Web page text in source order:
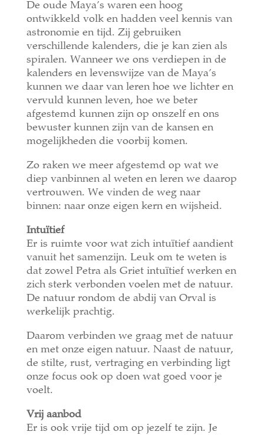
De oude Maya’s waren een hoog
ontwikkeld volk en hadden veel kennis van
astronomie en tijd. Zij gebruiken
verschillende kalenders, die je kan zien als
spiralen. Wanneer we ons verdiepen in de
kalenders en levenswijze van de Maya’s
kunnen we daar van leren hoe we lichter en
vervuld kunnen leven, hoe we beter
afgestemd kunnen zijn op onszelf en ons
bewuster kunnen zijn van de kansen en
mogelijkheden die voorbij komen.
Zo raken we meer afgestemd op wat we
diep vanbinnen al weten en leren we daarop
vertrouwen. We vinden de weg naar
binnen: naar onze eigen kern en wijsheid.
Intuïtief
Er is ruimte voor wat zich intuïtief aandient
vanuit het samenzijn. Leuk om te weten is
dat zowel Petra als Griet intuïtief werken en
zich sterk verbonden voelen met de natuur.
De natuur rondom de abdij van Orval is
werkelijk prachtig.
Daarom verbinden we graag met de natuur
en met onze eigen natuur. Naast de natuur,
de stilte, rust, vertraging en verbinding ligt
onze focus ook op doen wat goed voor je
voelt.
Vrij aanbod
Er is ook vrije tijd om op jezelf te zijn. Je